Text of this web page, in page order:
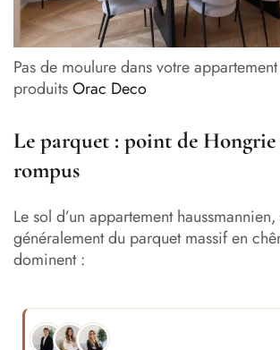
Pas de moulure dans votre
produitsOrac Deco
Le parquet : point de
rompus
Le sol d’un appartement haussmannien,
généralement du parquet massif en
dominent :